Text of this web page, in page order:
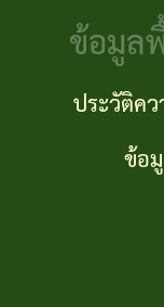
ปร
ทั่ว
ปร
งบ
แผน
พั
เป็
ข้อ
พื้น
ฐาน
ข้อมูล
ประวัติค
ข้อ